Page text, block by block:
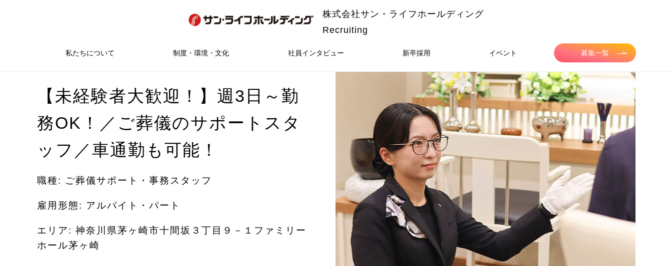
株式会社サン・ライフホールディング
Recruiting
私たちについて 制度・環境・文化 社員インタビュー 新卒採用 イベント 募集一覧
【未経験者大歓迎！】週3日～勤
務OK！／ご葬儀のサポートスタ
ッフ／車通勤も可能！
職種: ご葬儀サポート・事務スタッフ
雇用形態: アルバイト・パート
エリア: 神奈川県茅ヶ崎市十間坂３丁目９－１ファミリー
ホール茅ヶ崎